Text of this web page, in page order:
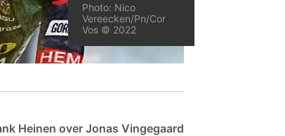
Photo: Nico
Vereecken/Pn/Cor
Vos © 2022
Heinen over Jonas Vingegaard